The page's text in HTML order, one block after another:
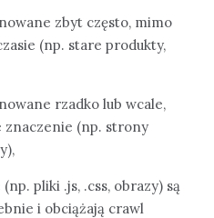
zbyt często, mimo
(np. stare produkty,
rzadko lub wcale,
znaczenie (np. strony
pliki .js, .css, obrazy) są
i obciążają crawl